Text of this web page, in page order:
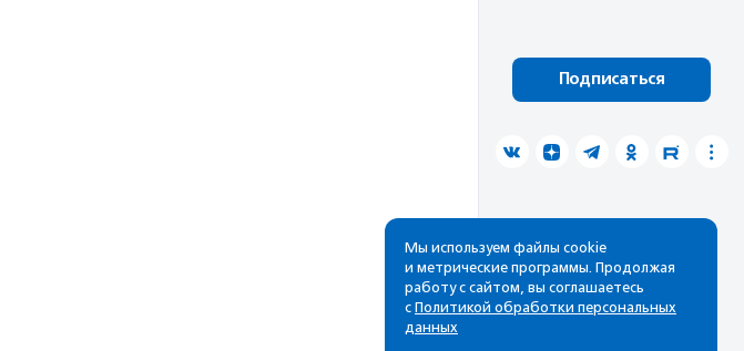
Подписаться
Мы используем файлы cookie
и метрические программы. Продолжая
работу с сайтом, вы соглашаетесь
с Политикой обработки персональных
данных